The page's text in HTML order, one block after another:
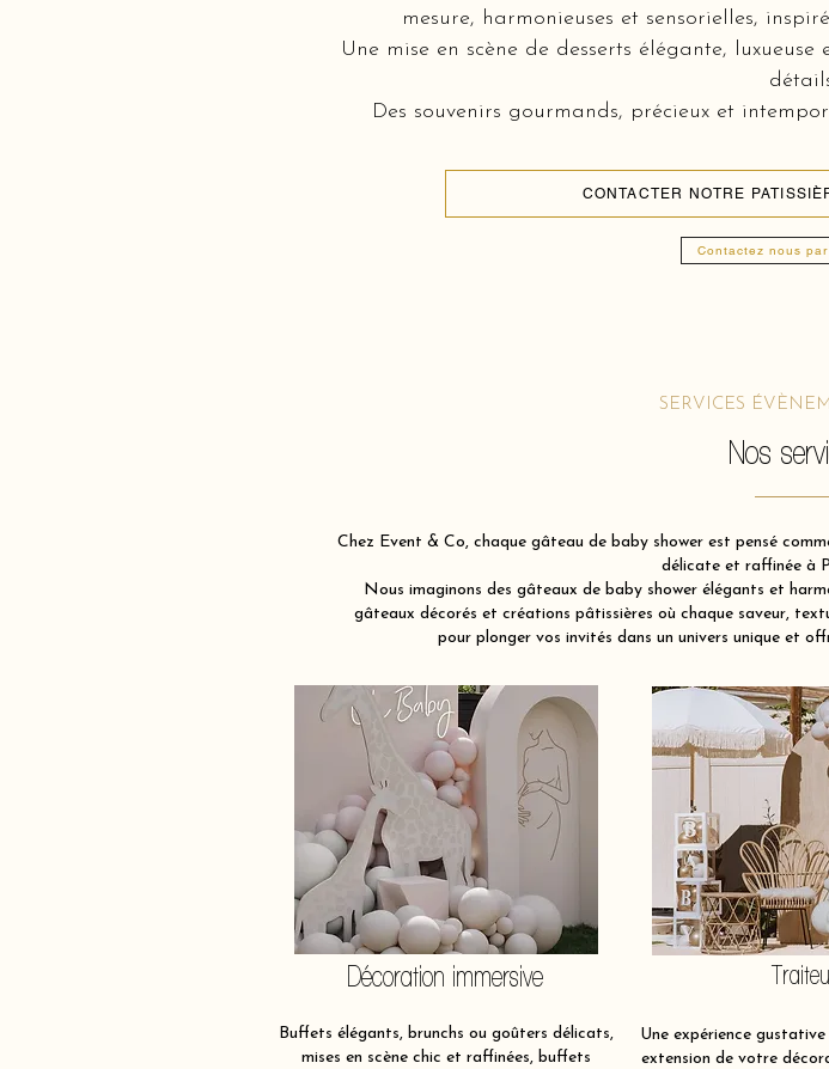
mesure, harmonieuses et sensorielles,
Une mise en scène de desserts élégante,
Des souvenirs gourmands, précieux et
CONTACTER NOTRE
Contactez nous par
SERVICES
Nos
Chez Event & Co, chaque gâteau de baby shower est pensé
délicate et raffinée à
Nous imaginons des gâteaux de baby shower élégants et
gâteaux décorés et créations pâtissières où chaque saveur,
pour plonger vos invités dans un univers unique et
Décoration immersive
Buffets élégants, brunchs ou goûters délicats,
mises en scène chic et raffinées, buffets
Une expérience gustative
extension de votre